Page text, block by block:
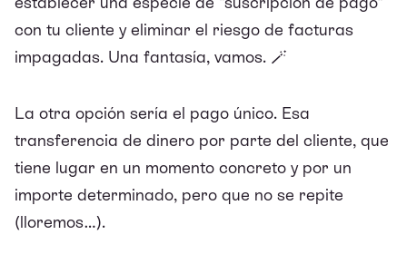
con tu cliente y eliminar el riesgo de facturas
impagadas. Una fantasía, vamos. 🪄
La otra opción sería el pago único. Esa
transferencia de dinero por parte del cliente, que
tiene lugar en un momento concreto y por un
importe determinado, pero que no se repite
(lloremos…).